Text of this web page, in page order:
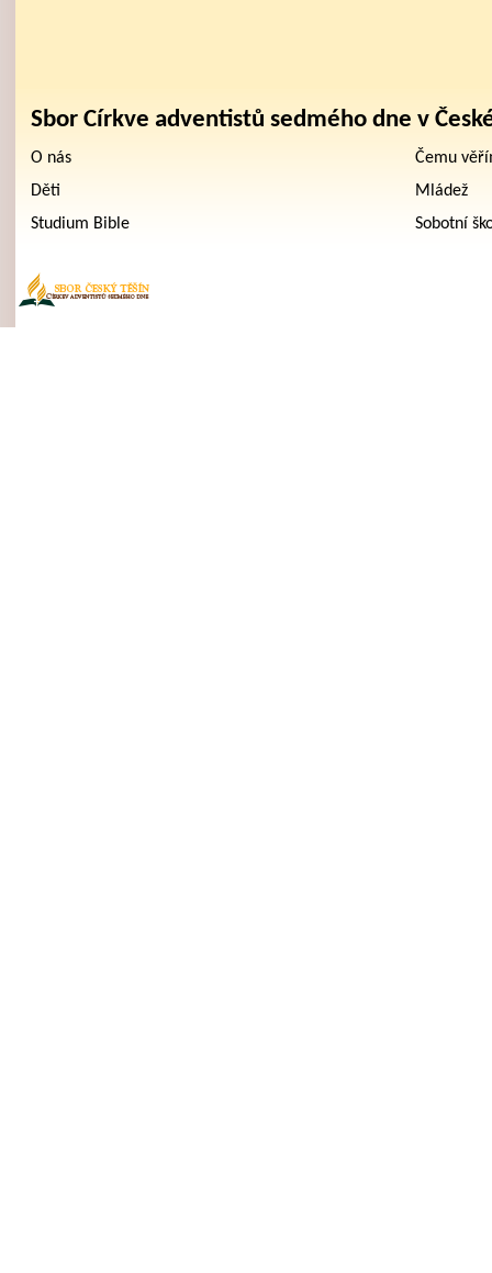
Sbor Církve adventistů sedmého dne v
O nás
Čemu
Děti
Mládež
Studium Bible
Sobotní